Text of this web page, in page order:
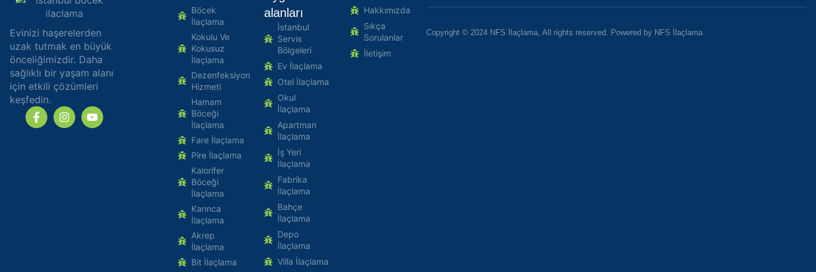
Evinizi haşerelerden
uzak tutmak en büyük
önceliğimizdir. Daha
sağlıklı bir yaşam alanı
için etkili çözümleri
keşfedin.
Böcek
İlaçlama
Kokulu Ve
Kokusuz
İlaçlama
Dezenfeksiyon
Hizmeti
Hamam
Böceği
İlaçlama
Fare İlaçlama
Pire İlaçlama
Kalorifer
Böceği
İlaçlama
Karınca
İlaçlama
Akrep
İlaçlama
Bit İlaçlama
alanları
İstanbul
Servis
Bölgeleri
Ev İlaçlama
Otel İlaçlama
Okul
İlaçlama
Apartman
İlaçlama
İş Yeri
İlaçlama
Fabrika
İlaçlama
Bahçe
İlaçlama
Depo
İlaçlama
Villa İlaçlama
Hakkımızda
Sıkça
Sorulanlar
İletişim
Copyright © 2024 NFS İlaçlama, All rights reserved. Powered by NFS İlaçlama